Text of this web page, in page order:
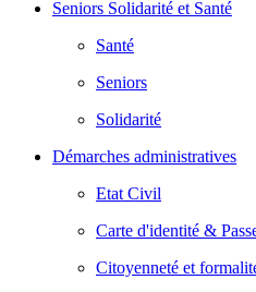
Seniors Solidarité et Santé
Santé
Seniors
Solidarité
Démarches administratives
Etat Civil
Carte d'identité &
Citoyenneté et